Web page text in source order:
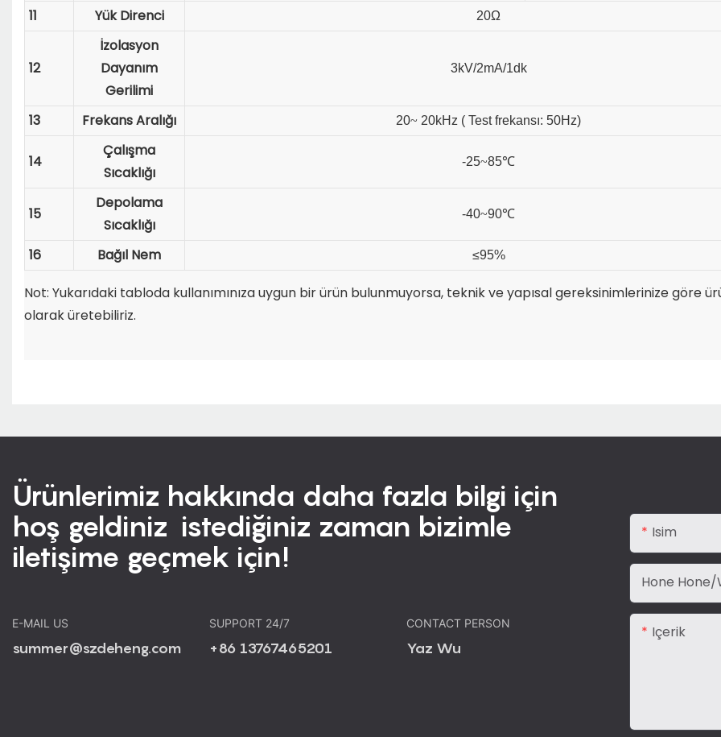
11 Yük Direnci 20Ω
12
İzolasyon
Dayanım
Gerilimi
3kV/2mA/1dk
13 Frekans Aralığı 20~ 20kHz ( Test frekansı: 50Hz)
14
Çalışma
Sıcaklığı
-25~85℃
15
Depolama
Sıcaklığı
-40~90℃
16 Bağıl Nem ≤95%
Not: Yukarıdaki tabloda kullanımınıza uygun bir ürün bulunmuyorsa, teknik ve yapısal gereksinimlerinize göre
olarak üretebiliriz.
Ürünlerimiz hakkında daha fazla bilgi için
hoş geldiniz istediğiniz zaman bizimle
iletişime geçmek için!
E-MAIL US
summer@szdeheng.com
SUPPORT 24/7
+86 13767465201
CONTACT PERSON
Yaz Wu
Isim
Hone
Içerik